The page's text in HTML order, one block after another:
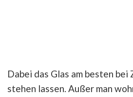
Dabei das Glas am besten
stehen lassen. Außer man